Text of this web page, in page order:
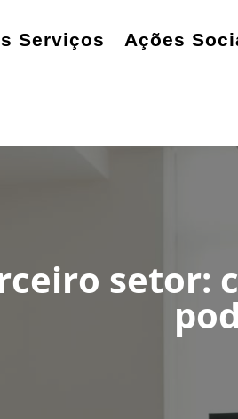
Serviços Ações
setor: